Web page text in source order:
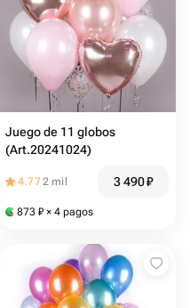
Juego de 11 globos
(Art.20241024)
4.772 mil 3 490₽
873 ₽ × 4 pagos